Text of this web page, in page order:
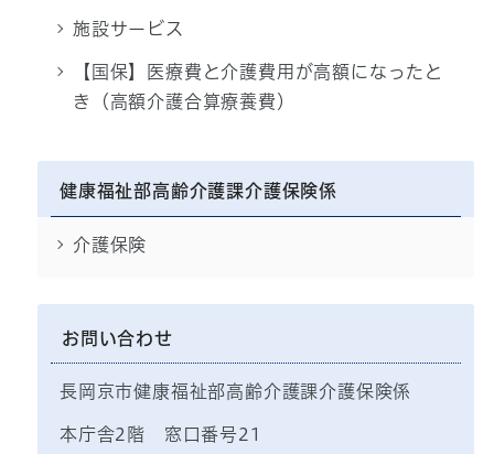
施設サービス
【国保】医療費と介護費用が高額になったと
き（高額介護合算療養費）
健康福祉部高齢介護課介護保険係
介護保険
お問い合わせ
長岡京市健康福祉部高齢介護課介護保険係
本庁舎2階 窓口番号21